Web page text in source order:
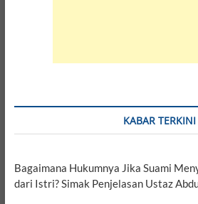
KABAR TERKINI
Bagaimana Hukumnya Jika Suami
dari Istri? Simak Penjelasan Ustaz